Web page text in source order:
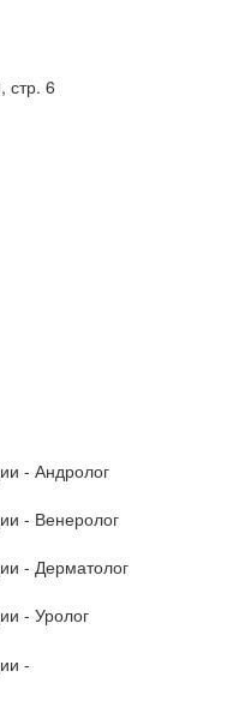
стр. 6
- Андролог
- Венеролог
- Дерматолог
- Уролог
-